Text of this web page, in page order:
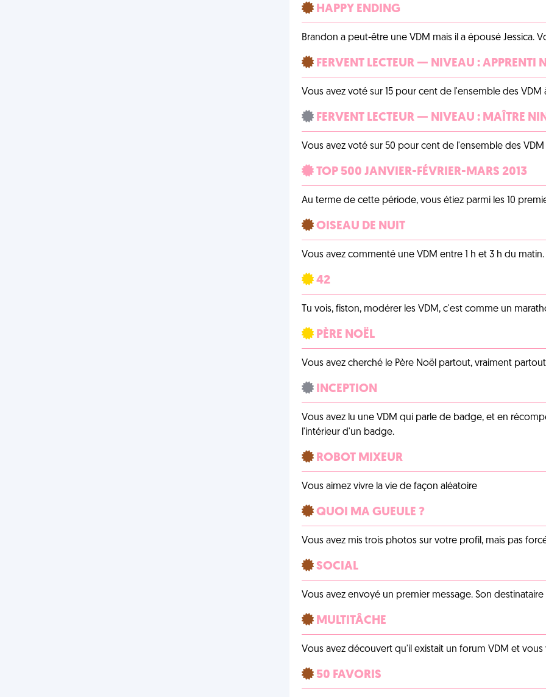
HAPPY ENDING
Brandon a peut-être une VDM mais il a épousé Jessica.
FERVENT LECTEUR — NIVEAU : APPRENTI
Vous avez voté sur 15 pour cent de l'ensemble des VDM
FERVENT LECTEUR — NIVEAU : MAÎTRE
Vous avez voté sur 50 pour cent de l'ensemble des VDM
TOP 500 JANVIER-FÉVRIER-MARS 2013
Au terme de cette période, vous étiez parmi les 10
OISEAU DE NUIT
Vous avez commenté une VDM entre 1 h et 3 h du matin.
42
Tu vois, fiston, modérer les VDM, c'est comme un
PÈRE NOËL
Vous avez cherché le Père Noël partout, vraiment
INCEPTION
Vous avez lu une VDM qui parle de badge, et en
l'intérieur d'un badge.
ROBOT MIXEUR
Vous aimez vivre la vie de façon aléatoire
QUOI MA GUEULE ?
Vous avez mis trois photos sur votre profil, mais pas
SOCIAL
Vous avez envoyé un premier message. Son
MULTITÂCHE
Vous avez découvert qu'il existait un forum VDM et
50 FAVORIS